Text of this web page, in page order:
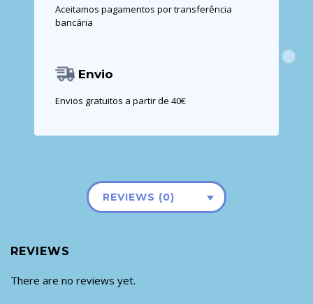
Aceitamos pagamentos por transferência
bancária
Envio
Envios gratuitos a partir de 40€
REVIEWS (0)
REVIEWS
There are no reviews yet.